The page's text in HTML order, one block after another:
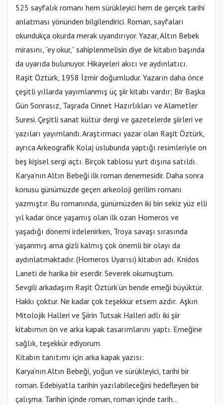
525 sayfalık romanı hem sürükleyici hem de gerçek tarihi
anlatması yönünden bilgilendirici. Roman, sayfaları
okundukça okurda merak uyandırıyor. Yazar, Altın Bebek
mirasını, ‘’ey okur,’’ sahiplenmelisin diye de kitabın başında
da uyarıda bulunuyor. Hikayeleri akıcı ve aydınlatıcı.
Raşit Öztürk, 1958 İzmir doğumludur. Yazarın daha önce
çeşitli yıllarda yayımlanmış üç şiir kitabı vardır; Bir Başka
Gün Sonrasız, Taşrada Cinnet Hazırlıkları ve Alametler
Suresi. Çeşitli sanat kültür dergi ve gazetelerde şiirleri ve
yazıları yayımlandı. Araştırmacı yazar olan Raşit Öztürk,
ayrıca Arkeografik Kolaj üslubunda yaptığı resimleriyle on
beş kişisel sergi açtı. Birçok tablosu yurt dışına satıldı.
Karya’nın Altın Bebeği ilk roman denemesidir. Daha sonra
konusu günümüzde geçen arkeoloji gerilim romanı
yazmıştır. Bu romanında, günümüzden iki bin sekiz yüz elli
yıl kadar önce yaşamış olan ilk ozan Homeros ve
yaşadığı dönemi irdelenirken, Troya savaşı sırasında
yaşanmış ama gizli kalmış çok önemli bir olayı da
aydınlatmaktadır. (Homeros Uyarısı) kitabın adı. Knidos
Laneti de harika bir eserdir. Severek okumuştum.
Sevgili arkadaşım Raşit Öztürk’ün bende emeği büyüktür.
Hakkı çoktur. Ne kadar çok teşekkür etsem azdır. Aşkın
Mitolojik Halleri ve Şiirin Tutsak Halleri adlı iki şiir
kitabımın ön ve arka kapak tasarımlarını yaptı. Emeğine
sağlık, teşekkür ediyorum.
Kitabın tanıtımı için arka kapak yazısı:
Karya’nın Altın Bebeği, yoğun ve sürükleyici, tarihi bir
roman. Edebiyatla tarihin yazılabileceğini hedefleyen bir
çalışma. Tarihin içinde roman, roman içinde tarih…